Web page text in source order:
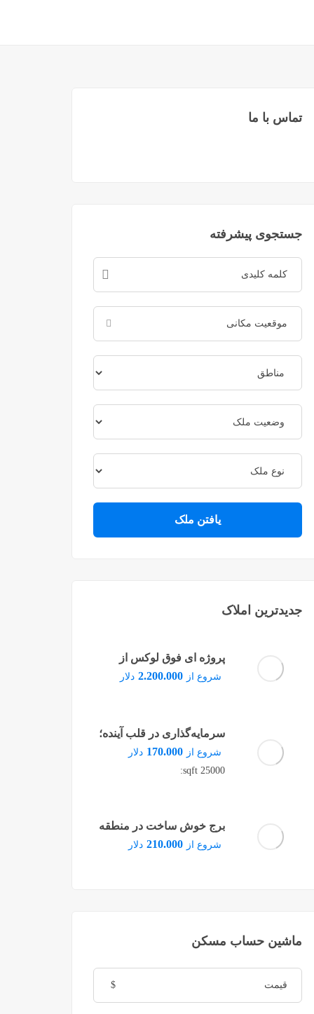
تماس با ما
جستجوی پیشرفته
یافتن ملک
جدیدترین املاک
پروژه ای فوق لوکس از
مرسدس بنز تجسم شکوه و
شروع از 2.200.000 دلار
سرمایه‌گذاری در قلب آینده؛
پروژه‌ای مدرن در منطقه
پندیک استانبول
شروع از 170.000 دلار
25000 sqft:
برج خوش ساخت در منطقه
ماری تایم دبی
شروع از 210.000 دلار
ماشین حساب مسکن
$